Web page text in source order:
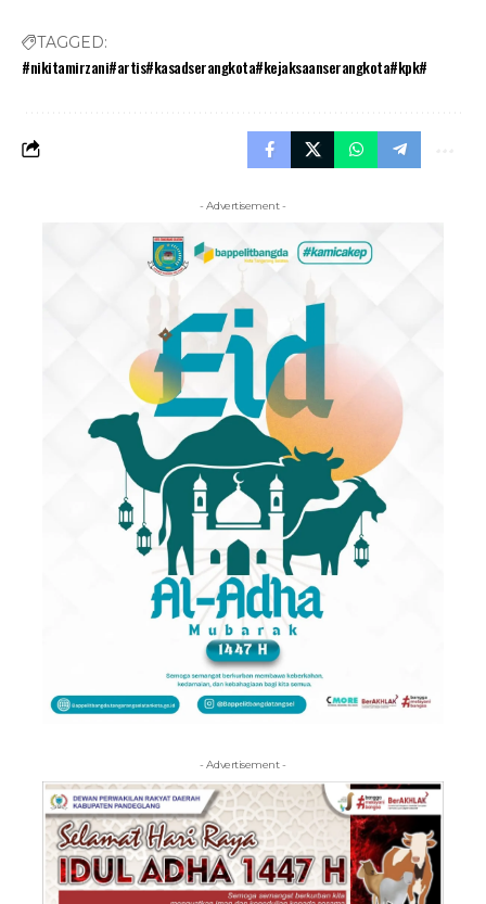
TAGGED:
#nikitamirzani#artis#kasadserangkota#kejaksaanserangkota#kpk#
- Advertisement -
- Advertisement -